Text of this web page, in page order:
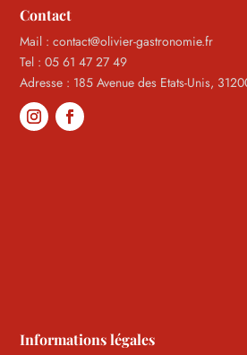
Contact
Mail : contact@olivier-gastronomie.fr
Tel : 05 61 47 27 49
Adresse : 185 Avenue des Etats-Unis,
Informations légales